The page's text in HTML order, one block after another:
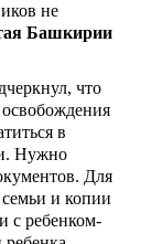
не
Башкирии
что
освобождения
в
Нужно
Для
семьи и копии
с ребенком-